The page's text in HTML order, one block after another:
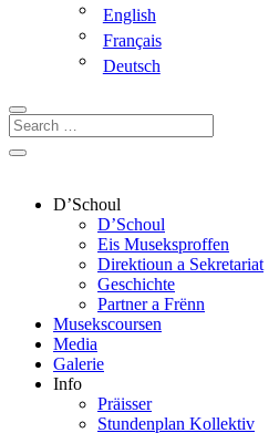
English
Français
Deutsch
D’Schoul
D’Schoul
Eis Museksproffen
Direktioun a Sekretariat
Geschichte
Partner a Frënn
Musekscoursen
Media
Galerie
Info
Präisser
Stundenplan Kollektiv